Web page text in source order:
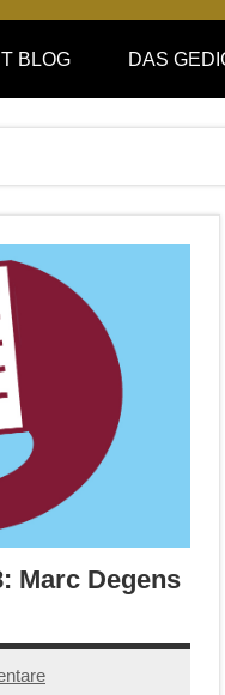
BLOG DAS
Marc Degens